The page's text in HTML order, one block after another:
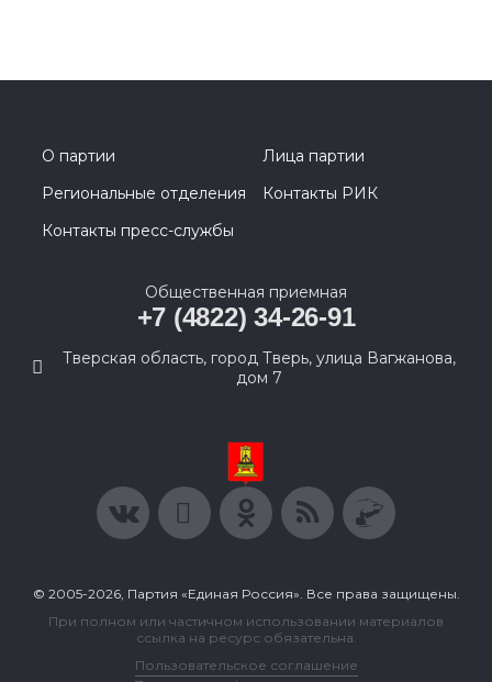
О партии
Лица партии
Региональные отделения
Контакты РИК
Контакты пресс-службы
Общественная приемная
+7 (4822) 34-26-91
Тверская область, город Тверь, улица Вагжанова,
дом 7
© 2005-2026, Партия «Единая Россия». Все права защищены.
При полном или частичном использовании материалов
ссылка на ресурс обязательна.
Пользовательское соглашение